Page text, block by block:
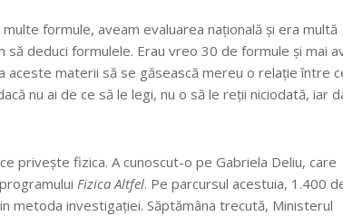
formule, aveam evaluarea națională și era multă
deduci formulele. Erau vreo 30 de formule și mai
aceste materii să se găsească mereu o relație între
nu ai de ce să le legi, nu o să le reții niciodată, iar
privește fizica. A cunoscut-o pe Gabriela Deliu, care
Fizica Altfel. Pe parcursul acestuia, 1.400
metoda investigației. Săptămâna trecută, Ministerul